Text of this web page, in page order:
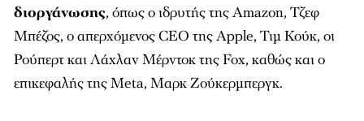
διοργάνωσης, όπως ο ιδρυτής της Amazon, Τζεφ
Μπέζος, ο απερχόμενος CEO της Apple, Τιμ Κούκ, οι
Ρούπερτ και Λάχλαν Μέρντοκ της Fox, καθώς και ο
επικεφαλής της Meta, Μαρκ Ζούκερμπεργκ.